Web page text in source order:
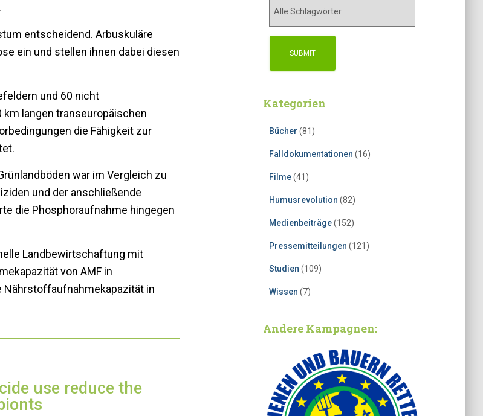
entscheidend. Arbuskuläre
ein und stellen ihnen dabei diesen
und 60 nicht
langen transeuropäischen
die Fähigkeit zur
war im Vergleich zu
und der anschließende
die Phosphoraufnahme hingegen
Landbewirtschaftung mit
von AMF in
in
use reduce the
Kategorien
Bücher (81)
Falldokumentationen (16)
Filme(41)
Humusrevolution (82)
Medienbeiträge(152)
Pressemitteilungen (121)
Studien (109)
Wissen (7)
Andere Kampagnen: